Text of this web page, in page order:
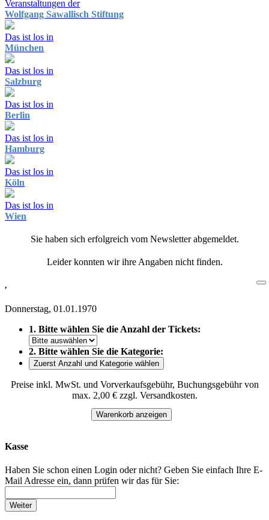
Veranstaltungen der
Wolfgang Sawallisch Stiftung
Das ist los in
München
Das ist los in
Salzburg
Das ist los in
Berlin
Das ist los in
Hamburg
Das ist los in
Köln
Das ist los in
Wien
Sie haben sich erfolgreich vom Newsletter abgemeldet.
Leider konnten wir ihre Angaben nicht finden.
,
Donnerstag, 01.01.1970
1. Bitte wählen Sie die Anzahl der Tickets:
2. Bitte wählen Sie die Kategorie:
Zuerst Anzahl und Kategorie wählen
Preise inkl. MwSt. und Vorverkaufsgebühr, Buchungsgebühr von
max. 2,00 € zzgl. Versandkosten.
Warenkorb anzeigen
Kasse
Haben Sie schon einen Login oder nicht? Geben Sie einfach Ihre E-
Mail Adresse ein, dann prüfen wir das für Sie:
Weiter